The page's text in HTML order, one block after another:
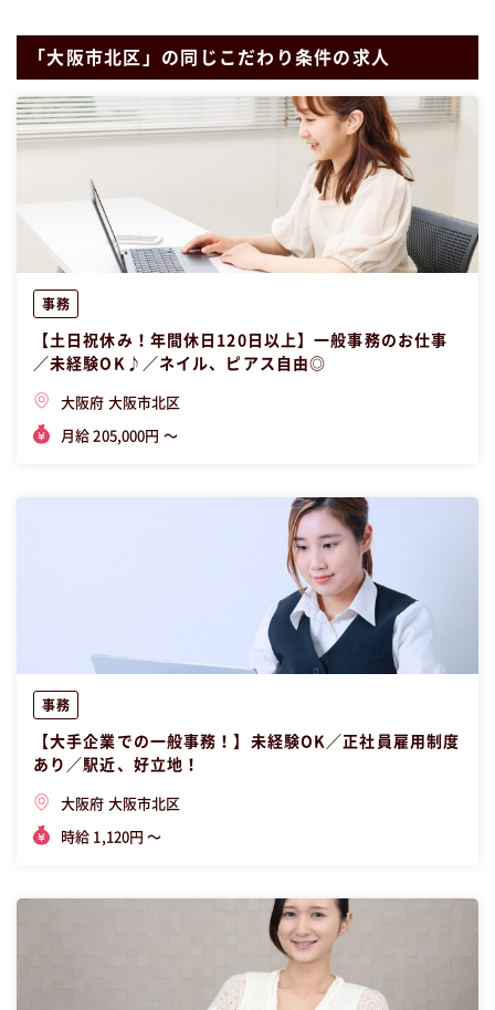
「大阪市北区」の同じこだわり条件の求人
事務
【土日祝休み！年間休日120日以上】一般事務のお仕事
／未経験OK♪／ネイル、ピアス自由◎
大阪府 大阪市北区
月給 205,000円 〜
事務
【大手企業での一般事務！】未経験OK／正社員雇用制度
あり／駅近、好立地！
大阪府 大阪市北区
時給 1,120円 〜